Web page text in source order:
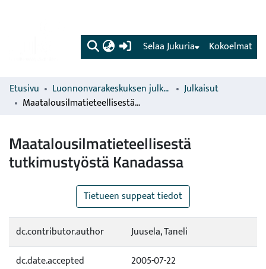
(current) Kokoelmat
Selaa Jukuria
Etusivu Luonnonvarakeskuksen julkaisut
Julkaisut
Maatalousilmatieteellisestä tutkimustyöstä Kanadassa
Maatalousilmatieteellisestä
tutkimustyöstä Kanadassa
Tietueen suppeat tiedot
dc.contributor.author
Juusela, Taneli
dc.date.accepted
2005-07-22